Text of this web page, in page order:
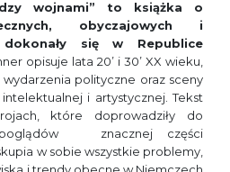
wojnami” to książka o
obyczajowych i
się w Republice
opisuje lata 20’ i 30’ XX wieku,
polityczne oraz sceny
i artystycznej. Tekst
które doprowadziły do
poglądów znacznej części
w sobie wszystkie problemy,
i trendy obecne w Niemczech